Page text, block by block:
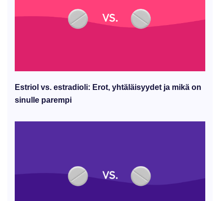
Estriol vs. estradioli: Erot, yhtäläisyydet ja mikä on
sinulle parempi